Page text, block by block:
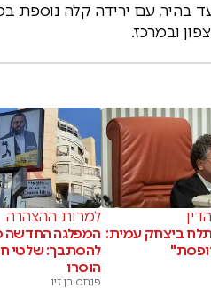
עד בהיר, עם ירידה קלה נוספת
ובמרכז.
ביצחק עמית:
למרות ההצהרה
המפלגה החדשה
להסתבך: שלטי
הוסרו
פנחס בן זיו